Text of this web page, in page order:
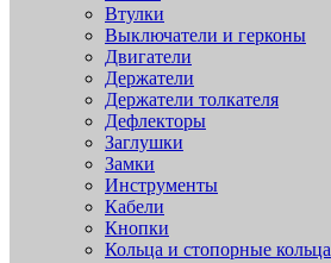
Втулки
Выключатели и герконы
Двигатели
Держатели
Держатели толкателя
Дефлекторы
Заглушки
Замки
Инструменты
Кабели
Кнопки
Кольца и стопорные кольца